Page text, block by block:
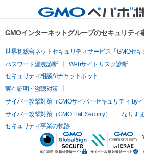
GMOインターネットグループのセキュリティ
世界初総合ネットセキュリティサービス「GMOセキ
パスワード漏洩診断
Webサイトリスク診断
セキュリティ相談AIチャットボット
実在証明・盗聴対策
サイバー攻撃対策（GMOサイバーセキュリティ byイ
サイバー攻撃対策（GMO Flatt Security）
なりす
セキュリティ事業の軌跡